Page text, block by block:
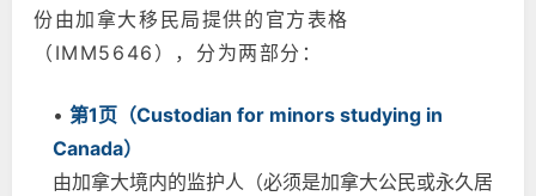
份由加拿大移民局提供的官方表格
（IMM5646），分为两部分：
• 第1页（Custodian for minors studying in
Canada）
由加拿大境内的监护人（必须是加拿大公民或永久居